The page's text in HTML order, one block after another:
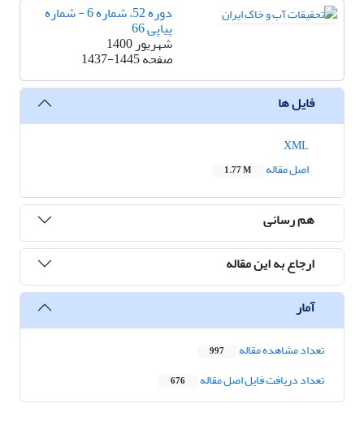
دوره 52، شماره 6 - شماره
پیاپی 66
شهریور 1400
صفحه1437-1445
فایل ها
اصل مقاله
1.77 M
هم رسانی
ارجاع به این مقاله
آمار
تعداد مشاهده مقاله 997
تعداد دریافت فایل اصل مقاله 676